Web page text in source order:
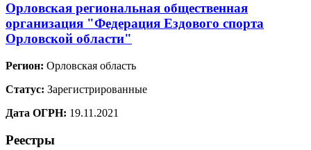
Орловская региональная общественная
организация "Федерация Ездового спорта
Орловской области"
Регион: Орловская область
Статус: Зарегистрированные
Дата ОГРН: 19.11.2021
Реестры